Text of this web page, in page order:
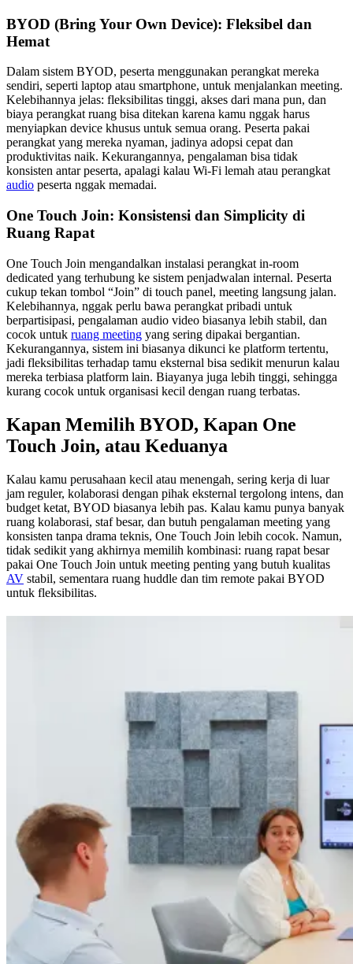
BYOD (Bring Your Own Device): Fleksibel dan
Hemat
Dalam sistem BYOD, peserta menggunakan perangkat mereka
sendiri, seperti laptop atau smartphone, untuk menjalankan meeting.
Kelebihannya jelas: fleksibilitas tinggi, akses dari mana pun, dan
biaya perangkat ruang bisa ditekan karena kamu nggak harus
menyiapkan device khusus untuk semua orang. Peserta pakai
perangkat yang mereka nyaman, jadinya adopsi cepat dan
produktivitas naik. Kekurangannya, pengalaman bisa tidak
konsisten antar peserta, apalagi kalau Wi-Fi lemah atau perangkat
audio peserta nggak memadai.
One Touch Join: Konsistensi dan Simplicity di
Ruang Rapat
One Touch Join mengandalkan instalasi perangkat in-room
dedicated yang terhubung ke sistem penjadwalan internal. Peserta
cukup tekan tombol “Join” di touch panel, meeting langsung jalan.
Kelebihannya, nggak perlu bawa perangkat pribadi untuk
berpartisipasi, pengalaman audio video biasanya lebih stabil, dan
cocok untuk ruang meeting yang sering dipakai bergantian.
Kekurangannya, sistem ini biasanya dikunci ke platform tertentu,
jadi fleksibilitas terhadap tamu eksternal bisa sedikit menurun kalau
mereka terbiasa platform lain. Biayanya juga lebih tinggi, sehingga
kurang cocok untuk organisasi kecil dengan ruang terbatas.
Kapan Memilih BYOD, Kapan One
Touch Join, atau Keduanya
Kalau kamu perusahaan kecil atau menengah, sering kerja di luar
jam reguler, kolaborasi dengan pihak eksternal tergolong intens, dan
budget ketat, BYOD biasanya lebih pas. Kalau kamu punya banyak
ruang kolaborasi, staf besar, dan butuh pengalaman meeting yang
konsisten tanpa drama teknis, One Touch Join lebih cocok. Namun,
tidak sedikit yang akhirnya memilih kombinasi: ruang rapat besar
pakai One Touch Join untuk meeting penting yang butuh kualitas
AV stabil, sementara ruang huddle dan tim remote pakai BYOD
untuk fleksibilitas.